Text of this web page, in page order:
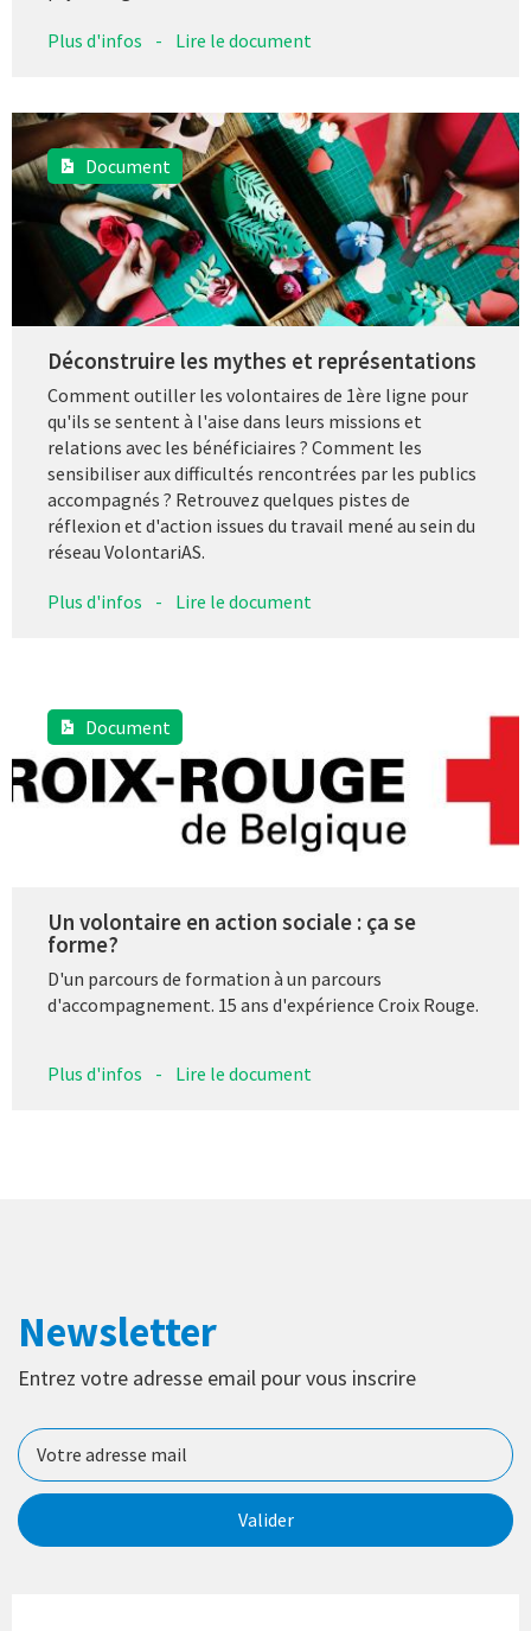
Plus d'infos - Lire le document
Document
Déconstruire les mythes et représentations
Comment outiller les volontaires de 1ère ligne pour
qu'ils se sentent à l'aise dans leurs missions et
relations avec les bénéficiaires ? Comment les
sensibiliser aux difficultés rencontrées par les publics
accompagnés ? Retrouvez quelques pistes de
réflexion et d'action issues du travail mené au sein du
réseau VolontariAS.
Plus d'infos - Lire le document
Document
Un volontaire en action sociale : ça se
forme?
D'un parcours de formation à un parcours
d'accompagnement. 15 ans d'expérience Croix Rouge.
Plus d'infos - Lire le document
Newsletter
Entrez votre adresse email pour vous inscrire
Valider